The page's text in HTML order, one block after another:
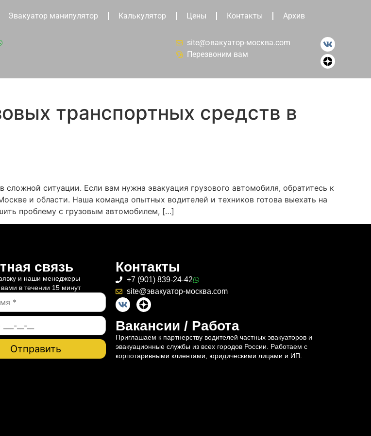
Эвакуатор манипулятор Калькулятор Цены Контакты Архив
site@эвакуатор-москва.com
Перезвоним вам
транспортных средств в
ситуации. Если вам нужна эвакуация грузового автомобиля, обратитесь к
и области. Наша команда опытных водителей и техников готова выехать на
проблему с грузовым автомобилем, […]
связь
и наши менеджеры
вами в течении 15 минут
Контакты
+7 (901) 839-24-42
site@эвакуатор-москва.com
Вакансии / Работа
Приглашаем к партнерству водителей частных эвакуаторов и
эвакуационные службы из всех городов России. Работаем с
корпотаривными клиентами, юридическими лицами и ИП.